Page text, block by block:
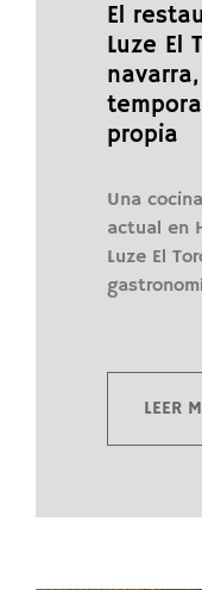
El
Luze El
propia
Una
actual en
Luze El
LEER